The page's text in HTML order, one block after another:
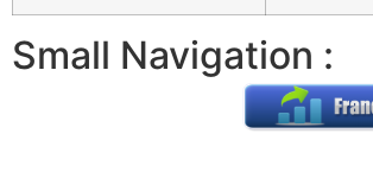
Small Navigation :